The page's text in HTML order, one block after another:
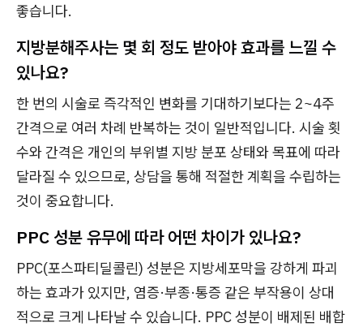
좋습니다.
지방분해주사는 몇 회 정도 받아야 효과를 느낄 수
있나요?
한 번의 시술로 즉각적인 변화를 기대하기보다는 2~4주
간격으로 여러 차례 반복하는 것이 일반적입니다. 시술 횟
수와 간격은 개인의 부위별 지방 분포 상태와 목표에 따라
달라질 수 있으므로, 상담을 통해 적절한 계획을 수립하는
것이 중요합니다.
PPC 성분 유무에 따라 어떤 차이가 있나요?
PPC(포스파티딜콜린) 성분은 지방세포막을 강하게 파괴
하는 효과가 있지만, 염증·부종·통증 같은 부작용이 상대
적으로 크게 나타날 수 있습니다. PPC 성분이 배제된 배합